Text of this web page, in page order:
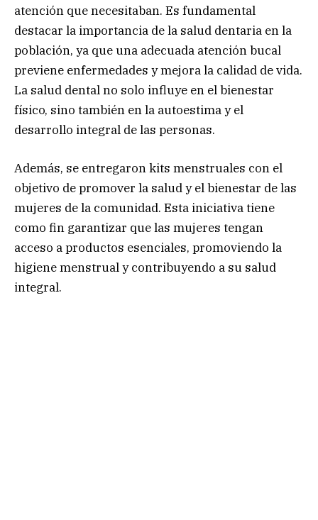
atención que necesitaban. Es fundamental
destacar la importancia de la salud dentaria en la
población, ya que una adecuada atención bucal
previene enfermedades y mejora la calidad de vida.
La salud dental no solo influye en el bienestar
físico, sino también en la autoestima y el
desarrollo integral de las personas.
Además, se entregaron kits menstruales con el
objetivo de promover la salud y el bienestar de las
mujeres de la comunidad. Esta iniciativa tiene
como fin garantizar que las mujeres tengan
acceso a productos esenciales, promoviendo la
higiene menstrual y contribuyendo a su salud
integral.